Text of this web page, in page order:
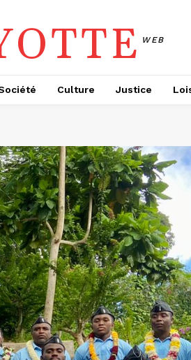
WEB
Culture Justice